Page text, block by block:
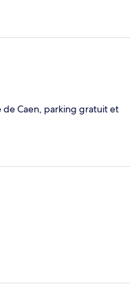
Caen, parking gratuit et